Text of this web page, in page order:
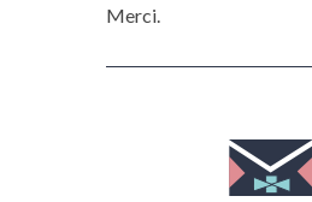
Merci.